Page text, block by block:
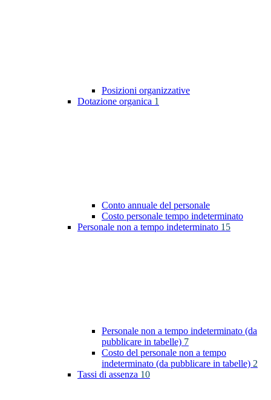
Posizioni organizzative
Dotazione organica 1
Conto annuale del personale
Costo personale tempo indeterminato
Personale non a tempo indeterminato 15
Personale non a tempo indeterminato (da
pubblicare in tabelle) 7
Costo del personale non a tempo
indeterminato (da pubblicare in tabelle) 2
Tassi di assenza 10